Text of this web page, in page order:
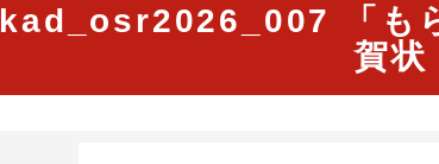
kad_osr2026_007 「も
賀状